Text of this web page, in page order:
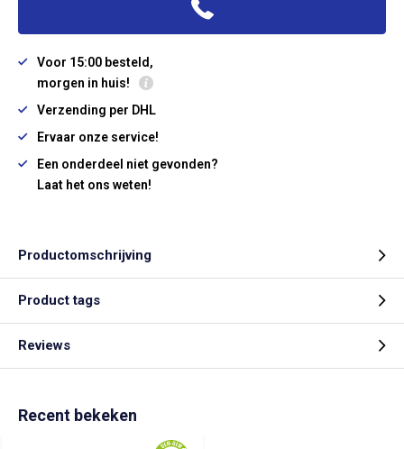
Voor 15:00 besteld,
morgen in huis!
Verzending per DHL
Ervaar onze service!
Een onderdeel niet gevonden?
Laat het ons weten!
Productomschrijving
Product tags
Reviews
Recent bekeken